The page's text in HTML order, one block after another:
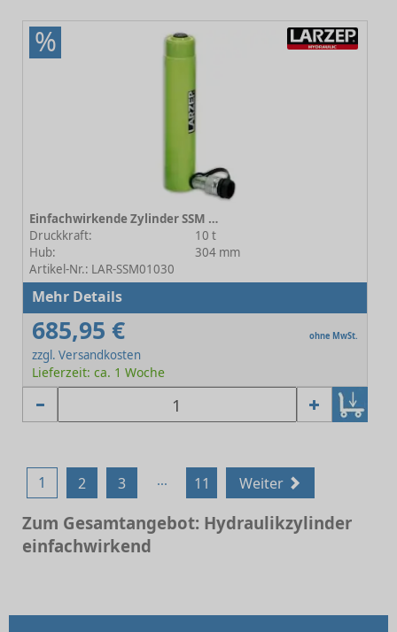
%
Einfachwirkende Zylinder SSM 01030
Druckkraft:
10 t
Hub:
304 mm
Artikel-Nr.: LAR-SSM01030
Mehr Details
685,95 € ohne MwSt.
zzgl. Versandkosten
Lieferzeit: ca. 1 Woche
1 2 3 ... 11 Weiter
Zum Gesamtangebot: Hydraulikzylinder
einfachwirkend